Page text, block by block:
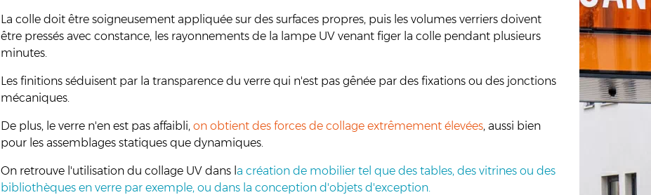
La colle doit être soigneusement appliquée sur des surfaces propres, puis les volumes verriers doivent
être pressés avec constance, les rayonnements de la lampe UV venant figer la colle pendant plusieurs
minutes.
Les finitions séduisent par la transparence du verre qui n'est pas gênée par des fixations ou des jonctions
mécaniques.
De plus, le verre n'en est pas affaibli, on obtient des forces de collage extrêmement élevées, aussi bien
pour les assemblages statiques que dynamiques.
On retrouve l'utilisation du collage UV dans l a création de mobilier tel que des tables, des vitrines ou des
bibliothèques en verre par exemple, ou dans la conception d'objets d'exception.